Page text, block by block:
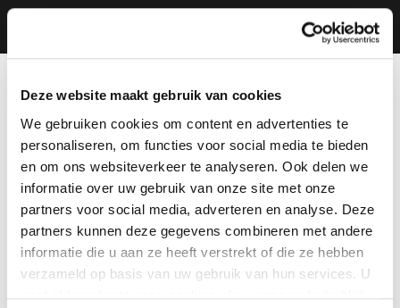
Deze website maakt gebruik van cookies
We gebruiken cookies om content en advertenties te
personaliseren, om functies voor social media te bieden
en om ons websiteverkeer te analyseren. Ook delen we
informatie over uw gebruik van onze site met onze
partners voor social media, adverteren en analyse. Deze
partners kunnen deze gegevens combineren met andere
informatie die u aan ze heeft verstrekt of die ze hebben
verzameld op basis van uw gebruik van hun services. U